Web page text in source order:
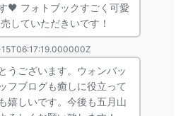
🖤 フォトブックすごく可愛
していただきいです！
うございます。ウォンバッ
フブログも癒しに役立って
嬉しいです。今後も五月山